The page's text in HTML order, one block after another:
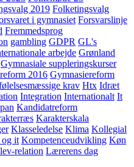
2019 Folketingsvalg
i gymnasiet Forsvarslinje
Fremmedsprog
gambling GDPR GL's
arbejde Grønland
Gymnasiale suppleringskurser
2016 Gymnasiereform
krav Htx Idræt
Integration Internationalt It
Kandidatreform
Karakterskala
Klasseledelse Klima Kollegial
it Kompetenceudvikling Køn
relation Lærerens dag